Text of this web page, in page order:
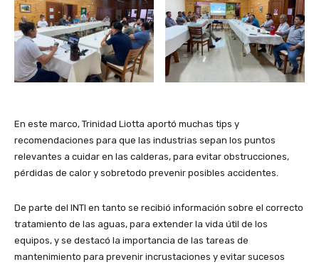
En este marco, Trinidad Liotta aportó muchas tips y
recomendaciones para que las industrias sepan los puntos
relevantes a cuidar en las calderas, para evitar obstrucciones,
pérdidas de calor y sobretodo prevenir posibles accidentes.
De parte del INTI en tanto se recibió información sobre el correcto
tratamiento de las aguas, para extender la vida útil de los
equipos, y se destacó la importancia de las tareas de
mantenimiento para prevenir incrustaciones y evitar sucesos